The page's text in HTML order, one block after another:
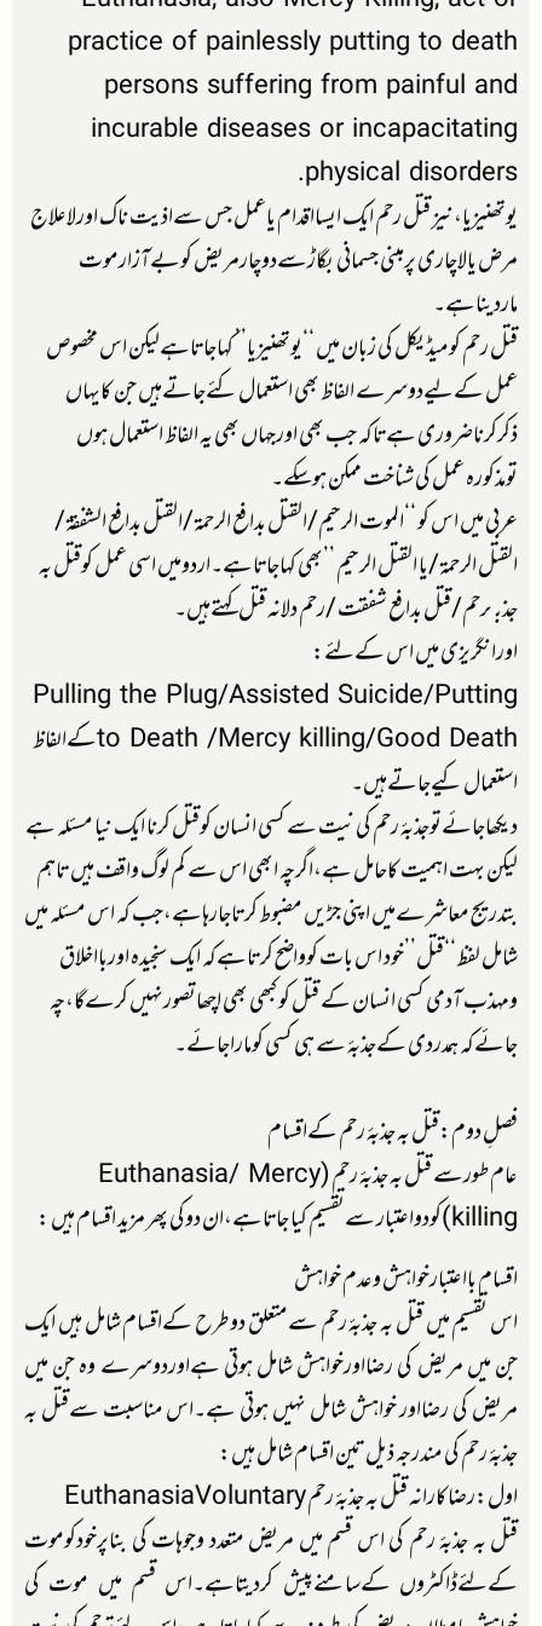
practice of painlessly putting to death
persons suffering from painful and
incurable diseases or incapacitating
physical disorders.
یوتھنیزیا،نیز قتل رحم ایک ایسااقدام یاعمل جس سےاذیت ناک اورلاعلاج
مرض یالاچاری پرمبنی جسمانی بگاڑسےدوچارمریض کوبےآزارموت
ماردیناہے۔
قتل رحم کومیڈیکل کی زبان میں ‘‘یوتھنیزیا’’ کہاجاتاہےلیکن اس مخصوص
عمل کےلیےدوسرے الفاظ بھی استعمال کئےجاتےہیں جن کایہاں
ذکرکرناضروری ہےتاکہ جب بھی اورجہاں بھی یہ الفاظ استعمال ہوں
تومذکورہ عمل کی شناخت ممکن ہوسکے۔
عربی میں اس کو ‘‘الموت الرحیم/القتل بدافع الرحمۃ/القتل بدافع الشفقۃ/
القتل الرحمۃ/یا القتل الرحیم ’’بھی کہاجاتاہے۔اردومیں اسی عمل کوقتل بہ
جذبۂرحم/قتل بدافع شفقت /رحم دلانہ قتل کہتےہیں۔
اورانگریزی میں اس کےلئے:
Pulling the Plug/Assisted Suicide/Putting
to Death /Mercy killing/Good Deathکےالفاظ
استعمال کیےجاتےہیں۔
دیکھاجائےتوجذبۂ رحم کی نیت سے کسی انسان کوقتل کرنا ایک نیا مسئلہ ہے
لیکن بہت اہمیت کاحامل ہے،اگرچہ ابھی اس سے کم لوگ واقف ہیں تاہم
بتدریج معاشرےمیں اپنی جڑیں مضبوط کرتاجارہاہے،جب کہ اس مسئلہ میں
شامل لفظ ‘‘قتل’’خود اس بات کوواضح کرتاہےکہ ایک سنجیدہ اوربااخلاق
ومہذب آدمی کسی انسان کے قتل کو کبھی بھی اچھاتصورنہیں کرےگا،چہ
جائےکہ ہمدردی کےجذبۂ سے ہی کسی کوماراجائے۔
فصلِ دوم:قتل بہ جذبۂ رحم کےاقسام
عام طورسے قتل بہ جذبۂ رحم (Euthanasia/ Mercy
killing)کودواعتبار سےتقسیم کیا جاتاہے،ان دوکی پھر مزید اقسام ہیں :
اقسام بااعتبارخواہش وعدم خواہش
اس تقسیم میں قتل بہ جذبۂ رحم سےمتعلق دوطرح کےاقسام شامل ہیں ایک
جن میں مریض کی رضااورخواہش شامل ہوتی ہےاوردوسرے وہ جن میں
مریض کی رضااور خواہش شامل نہیں ہوتی ہے۔اس مناسبت سےقتل بہ
جذبۂ رحم کی مندرجہ ذیل تین اقسام شامل ہیں:
اول:رضاکارانہ قتل بہ جذبۂ رحم EuthanasiaVoluntary
قتل بہ جذبۂ رحم کی اس قسم میں مریض متعدد وجوہات کی بناپرخودکوموت
کےلئےڈاکٹروں کےسامنےپیش کردیتاہے۔اس قسم میں موت کی